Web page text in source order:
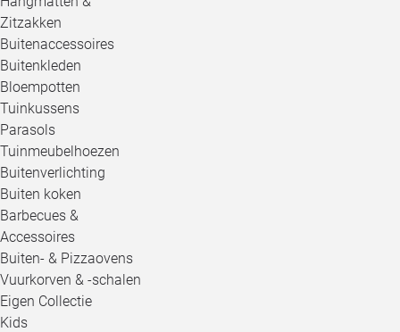
Zitzakken
Buitenaccessoires
Buitenkleden
Bloempotten
Tuinkussens
Parasols
Tuinmeubelhoezen
Buitenverlichting
Buiten koken
Barbecues &
Accessoires
Buiten- & Pizzaovens
Vuurkorven & -schalen
Eigen Collectie
Kids